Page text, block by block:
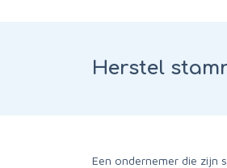
Herstel
Een ondernemer die